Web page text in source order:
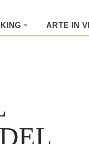
ARTE IN